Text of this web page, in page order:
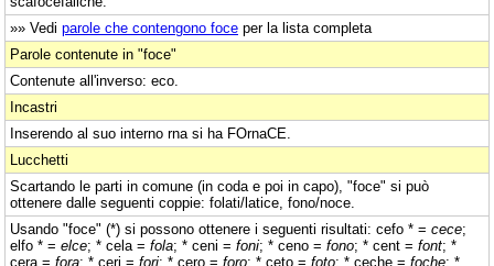
»» Vedi parole che contengono foce per la lista completa
Parole contenute in "foce"
Contenute all'inverso: eco.
Incastri
Inserendo al suo interno rna si ha FOrnaCE.
Lucchetti
Scartando le parti in comune (in coda e poi in capo), "foce" si può
ottenere dalle seguenti coppie: folati/latice, fono/noce.
Usando "foce" (*) si possono ottenere i seguenti risultati: cefo * = cece;
elfo * = elce; * cela = fola; * ceni = foni; * ceno = fono; * cent = font; *
cera = fora; * ceri = fori; * cero = foro; * ceto = foto; * ceche = foche; *